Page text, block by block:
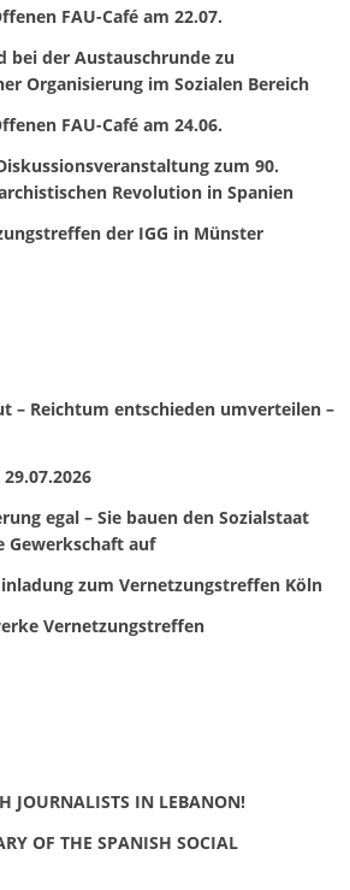
FAU-Café am 22.07.
bei der Austauschrunde zu
Organisierung im Sozialen Bereich
FAU-Café am 24.06.
zum 90.
Revolution in Spanien
der IGG in Münster
– Reichtum entschieden umverteilen –
egal – Sie bauen den Sozialstaat
Gewerkschaft auf
zum Vernetzungstreffen Köln
Vernetzungstreffen
JOURNALISTS IN LEBANON!
OF THE SPANISH SOCIAL